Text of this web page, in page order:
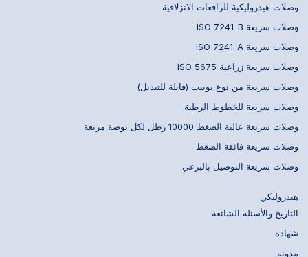
وصلات هيدروليكية للرافعات الانزلاقية
وصلات سريعة ISO 7241-B
وصلات سريعة ISO 7241-A
وصلات سريعة زراعية ISO 5675
وصلات سريعة من نوع بوبيت (قابلة للتبديل)
وصلات سريعة للخطوط الرطبة
وصلات سريعة عالية الضغط 10000 رطل لكل بوصة مربعة
وصلات سريعة فائقة الضغط
وصلات سريعة التوصيل بالبرغي
هيدروليكي
التاريخ والأسئلة الشائعة
شهادة
مدونة